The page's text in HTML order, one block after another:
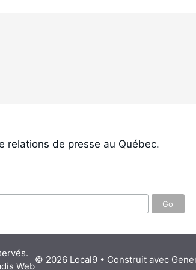
relations de presse au Québec.
Web
© 2026 Local9• Construit avec